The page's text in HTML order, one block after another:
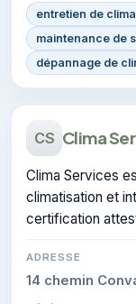
entretien de
maintenance de
dépannage de
CS Clima
Clima Services
climatisation et
certification
ADRESSE
14 chemin